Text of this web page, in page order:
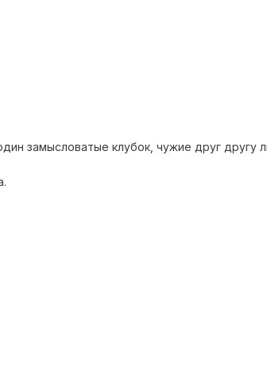
замысловатые клубок, чужие друг